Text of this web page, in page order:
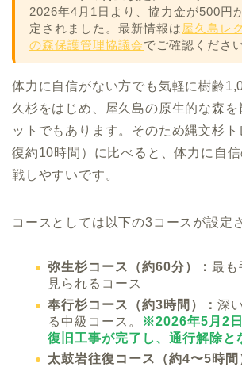
2026年4月1日より、協力金が500円
定されました。最新情報は 屋久島レ
の森保護管理協議会でご確認ください
体力に自信がない方でも気軽に樹齢
久杉をはじめ、屋久島の原生的な森を
ットでもあります。そのため縄文杉ト
復約10時間）に比べると、体力に自
戦しやすいです。
コースとしては以下の3コースが設定
弥生杉コース（約60分）： 最も
見られるコース
奉行杉コース（約3時間）： 深
る中級コース。
※2026年5月2
復旧工事が完了し、通行解除と
太鼓岩往復コース（約4〜5時間